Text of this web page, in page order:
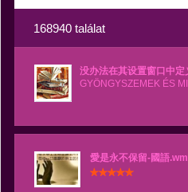
168940 találat
没办法在其设置窗口中定
GYÖNGYSZEMEK ÉS
愛是永不保留-國語